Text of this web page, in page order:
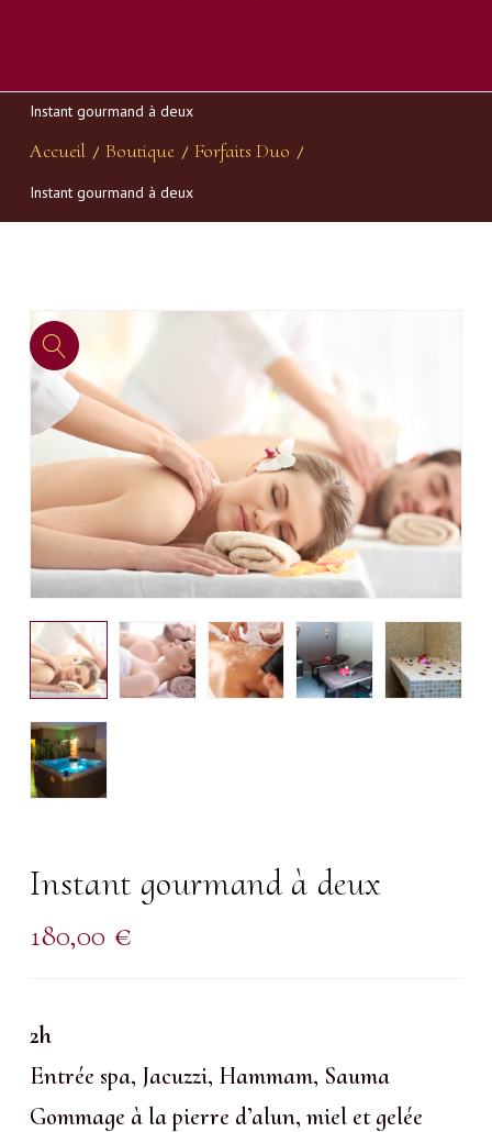
Instant gourmand à deux
Accueil / Boutique / Forfaits Duo /
Instant gourmand à deux
Instant gourmand à deux
180,00 €
2h
Entrée spa, Jacuzzi, Hammam, Sauma
Gommage à la pierre d’alun, miel et gelée